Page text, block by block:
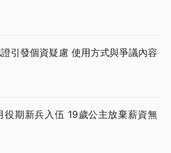
引發個資疑慮 使用方式與爭議內容
役期新兵入伍 19歲公主放棄薪資無